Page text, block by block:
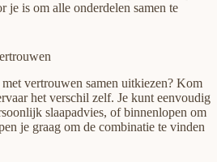
je is om alle onderdelen samen te
vertrouwen samen uitkiezen? Kom
het verschil zelf. Je kunt eenvoudig
slaapadvies, of binnenlopen om
je graag om de combinatie te vinden